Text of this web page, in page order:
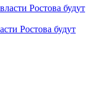
Ростова будут